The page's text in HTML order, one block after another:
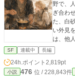
野で、
ぎ合わせなが
た、白
い外見
は、他
旅をし
きた。 寡黙で穏やかなセヴァンは、常人離れした力を持ち、
乏しい
発酵草
SF 連載中 長編
24h.ポイント 2,819pt
小説 476 位 / 228,843件